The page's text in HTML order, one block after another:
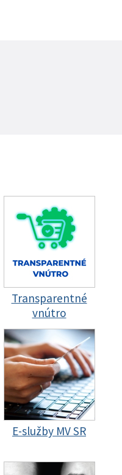
Transparentné
vnútro
E-služby MV SR